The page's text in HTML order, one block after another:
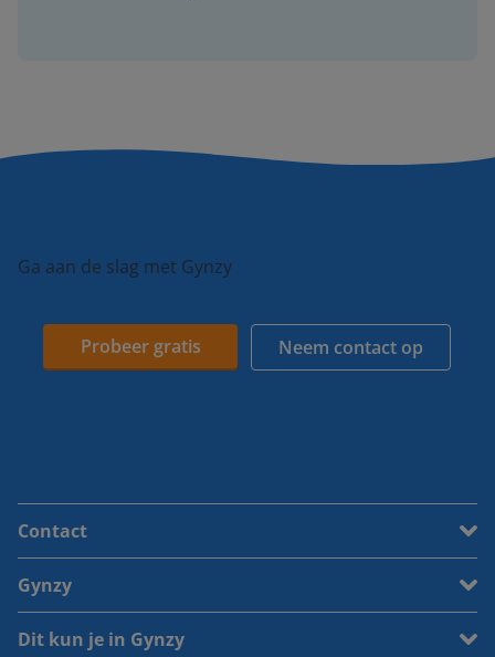
Ga aan de slag met Gynzy
Probeer gratis Neem contact op
Contact
Gynzy
Dit kun je in Gynzy